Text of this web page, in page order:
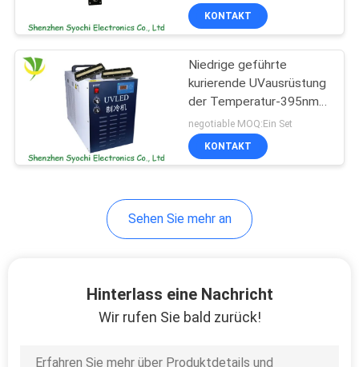
KONTAKT
Niedrige geführte
kurierende UVausrüstung
der Temperatur-395nm
mit mehrfachen
Steuermodi
negotiable MOQ:Ein Set
KONTAKT
Sehen Sie mehr an
Hinterlass eine Nachricht
Wir rufen Sie bald zurück!